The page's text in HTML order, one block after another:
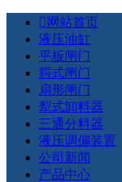
 网站首页
液压油缸
平板闸门
腭式闸门
扇形闸门
犁式卸料器
三通分料器
液压调偏装置
公司新闻
产品中心